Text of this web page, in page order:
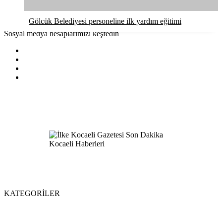
Gölcük Belediyesi personeline ilk yardım eğitimi
Sosyal medya hesaplarımızı keşfedin
KATEGORİLER